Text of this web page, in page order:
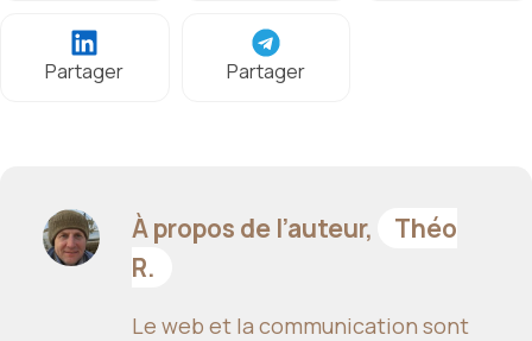
Partager Partager
À propos de l’auteur,
Théo
R.
Le web et la communication sont